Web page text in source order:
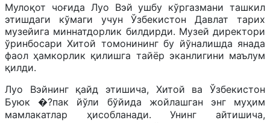
Мулоқот чоғида Луо Вэй ушбу кўргазмани ташкил
этишдаги кўмаги учун Ўзбекистон Давлат тарих
музейига миннатдорлик билдирди. Музей директори
ўринбосари Хитой томонининг бу йўналишда янада
фаол ҳамкорлик қилишга тайёр эканлигини маълум
қилди.
Луо Вэйнинг қайд этишича, Хитой ва Ўзбекистон
Буюк �?пак йўли бўйида жойлашган энг муҳим
мамлакатлар ҳисобланади. Унинг айтишича,